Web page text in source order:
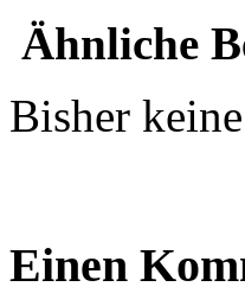
Ähnliche
Bisher
Einen